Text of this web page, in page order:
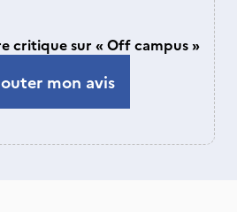
critique sur « Off campus »
mon avis